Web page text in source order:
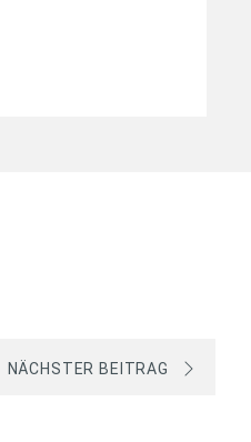
NÄCHSTER BEITRAG